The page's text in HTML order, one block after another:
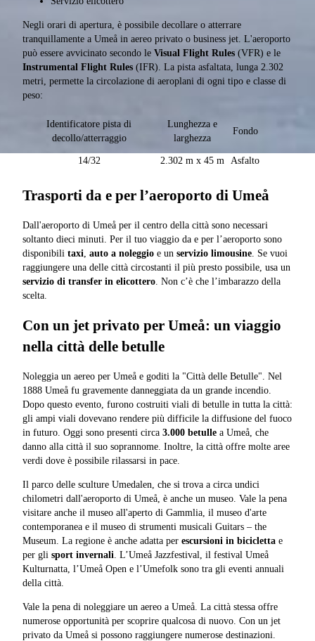
Negli orari di apertura, è possibile decollare o atterrare
tranquillamente a Umeå in aereo privato o business jet. L'aeroporto
può essere avvicinato secondo le Visual Flight Rules (VFR) e le
Instrumental Flight Rules (IFR). La pista asfaltata, lunga 2.302
metri, permette la circolazione di aeroplani di ogni tipo e classe di
peso:
Identificatore pista di
decollo/atterraggio
Lunghezza e
larghezza
Fondo
14/32 2.302 m x 45 m Asfalto
Trasporti da e per l’aeroporto di Umeå
Dall'aeroporto di Umeå per il centro della città sono necessari
soltanto dieci minuti. Per il tuo viaggio da e per l’aeroporto sono
disponibili taxi auto a noleggio e un servizio limousine . Se vuoi
raggiungere una delle città circostanti il più presto possibile, usa un
servizio di transfer in elicottero . Non c’è che l’imbarazzo della
scelta.
Con un jet privato per Umeå: un viaggio
nella città delle betulle
Noleggia un aereo per Umeå e goditi la "Città delle Betulle". Nel
1888 Umeå fu gravemente danneggiata da un grande incendio.
Dopo questo evento, furono costruiti viali di betulle in tutta la città:
gli ampi viali dovevano rendere più difficile la diffusione del fuoco
in futuro. Oggi sono presenti circa 3.000 betulle a Umeå, che
danno alla città il suo soprannome. Inoltre, la città offre molte aree
verdi dove è possibile rilassarsi in pace.
Il parco delle sculture Umedalen, che si trova a circa undici
chilometri dall'aeroporto di Umeå, è anche un museo. Vale la pena
visitare anche il museo all'aperto di Gammlia, il museo d'arte
contemporanea e il museo di strumenti musicali Guitars – the
Museum. La regione è anche adatta per escursioni in bicicletta e
per gli sport invernali . L’Umeå Jazzfestival, il festival Umeå
Kulturnatta, l’Umeå Open e l’Umefolk sono tra gli eventi annuali
della città.
Vale la pena di noleggiare un aereo a Umeå. La città stessa offre
numerose opportunità per scoprire qualcosa di nuovo. Con un jet
privato da Umeå si possono raggiungere numerose destinazioni.